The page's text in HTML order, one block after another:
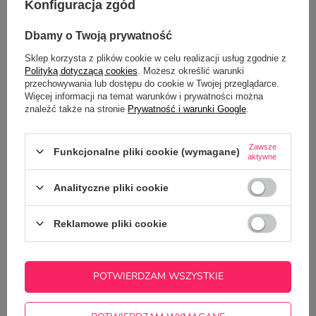
Ciekawostką jest fakt, że podobne mechanizmy
działają również w świecie firm.
Klienci i pracownicy znacznie lepiej zapamiętują marki,
które dbają o indywidualne podejście. Dlatego coraz
więcej przedsiębiorstw inwestuje w gadżety
reklamowe z nadrukiem,kubki firmowe z logo
Taki upominek nie trafia do szuflady tak szybko jak
standardowy reklamowy długopis.
Jak wybrać prezent, który zostanie
zapamiętany?
prawdziwe emocje, warto pamiętać o kilku zasadach:
Nawiąż do wspólnych wspomnień
Konfiguracja zgód
Dbamy o Twoją prywatność
Sklep korzysta z plików cookie w celu realizacji usług zgodnie z
Polityką dotyczącą cookies . Możesz określić warunki
przechowywania lub dostępu do cookie w Twojej przeglądarce.
Więcej informacji na temat warunków i prywatności można
znaleźć także na stronie Prywatność i warunki Google
Funkcjonalne pliki cookie (wymagane)
Zawsze
aktywne
Analityczne pliki cookie
Reklamowe pliki cookie
POTWIERDZAM WSZYSTKIE